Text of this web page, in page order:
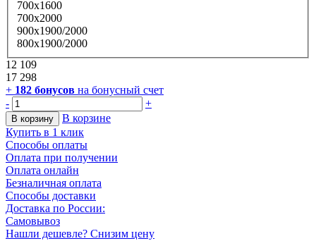
700х1600
700х2000
900х1900/2000
800х1900/2000
12 109
17 298
+ 182 бонусов на бонусный счет
-
+
В корзину
В корзине
Купить в 1 клик
Способы оплаты
Оплата при получении
Оплата онлайн
Безналичная оплата
Способы доставки
Доставка по России:
Самовывоз
Нашли дешевле? Снизим цену